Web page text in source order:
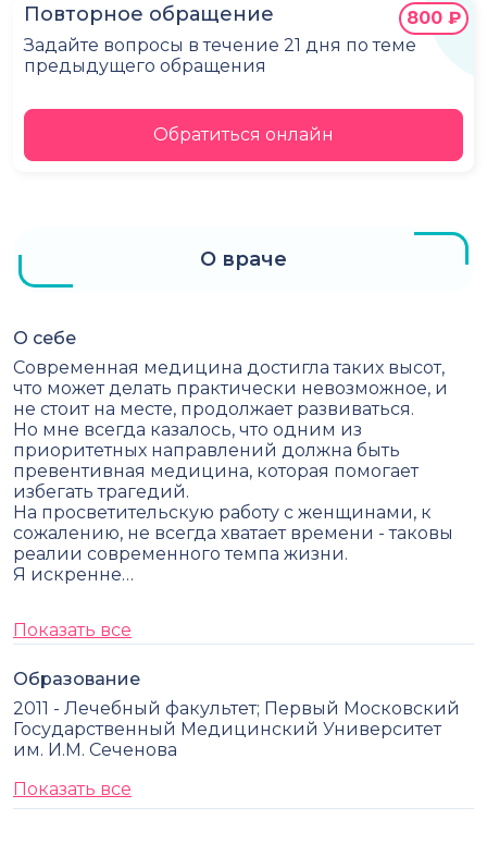
Повторное обращение
Задайте вопросы в течение 21 дня по теме
предыдущего обращения
800 ₽
Обратиться онлайн
О враче
О себе
Современная медицина достигла таких высот,
что может делать практически невозможное, и
не стоит на месте, продолжает развиваться.
Но мне всегда казалось, что одним из
приоритетных направлений должна быть
превентивная медицина, которая помогает
избегать трагедий.
На просветительскую работу с женщинами, к
сожалению, не всегда хватает времени - таковы
реалии современного темпа жизни.
Я искренне…
Показать все
Образование
2011 - Лечебный факультет; Первый Московский
Государственный Медицинский Университет
им. И.М. Сеченова
Показать все